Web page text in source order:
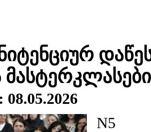
N5